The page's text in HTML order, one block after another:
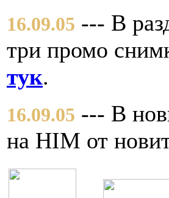
16.09.05 --- В
три промо
тук.
16.09.05 --- В
на HIM от